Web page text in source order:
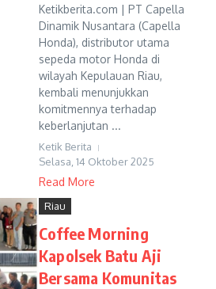
Ketikberita.com | PT Capella
Dinamik Nusantara (Capella
Honda), distributor utama
sepeda motor Honda di
wilayah Kepulauan Riau,
kembali menunjukkan
komitmennya terhadap
keberlanjutan ...
Ketik Berita
Selasa, 14 Oktober 2025
Read More
Riau
Coffee Morning
Kapolsek Batu Aji
Bersama Komunitas